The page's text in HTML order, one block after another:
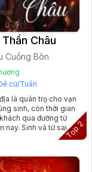
Châu
Cuồng Bôn
cử/Tuần
là quán trọ cho vạn
sinh, còn thời gian
qua đường từ
nay. Sinh và tử sai
khác biệt cũng tựa
rối ren, không thể
Như vậy thì, nếu đã
Top
2